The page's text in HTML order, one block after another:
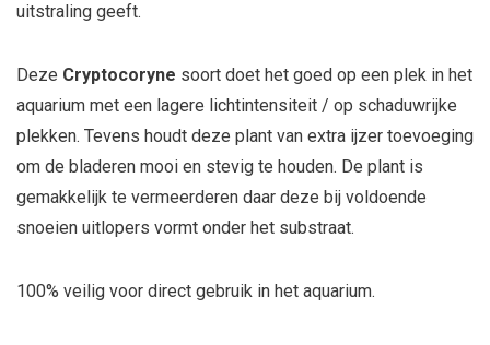
uitstraling geeft.
Deze Cryptocoryne soort doet het goed op een plek in het
aquarium met een lagere lichtintensiteit / op schaduwrijke
plekken. Tevens houdt deze plant van extra ijzer toevoeging
om de bladeren mooi en stevig te houden. De plant is
gemakkelijk te vermeerderen daar deze bij voldoende
snoeien uitlopers vormt onder het substraat.
100% veilig voor direct gebruik in het aquarium.